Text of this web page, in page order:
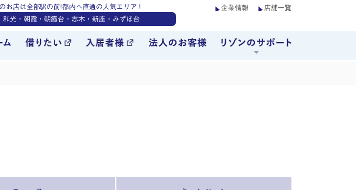
お店は全部駅の前!都内へ直通の人気エリア！
和光・朝霞・朝霞台・志木・新座・みずほ台
企業情報 店舗一覧